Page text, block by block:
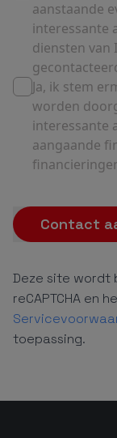
aanstaande
interessante
diensten van
Ja, ik stem
worden
interessante
aangaande
Contact
Deze site wordt
reCAPTCHA en
toepassing.